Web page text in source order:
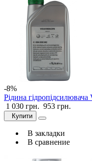
-8%
Рідина
1 030 грн. 953 грн.
Купити
В закладки
В сравнение